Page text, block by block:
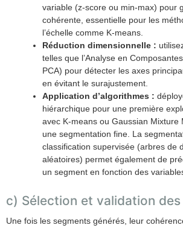
variable (z-score ou min-max) pour
cohérente, essentielle pour les
l’échelle comme K-means.
Réduction dimensionnelle :
telles que l’Analyse en
PCA) pour détecter les axes
en évitant le surajustement.
Application d’algorithmes :
hiérarchique pour une première
avec K-means ou Gaussian Mixture
une segmentation fine. La
classification supervisée (arbres de
aléatoires) permet également de
un segment en fonction des
c) Sélection et validation
Une fois les segments générés, leur